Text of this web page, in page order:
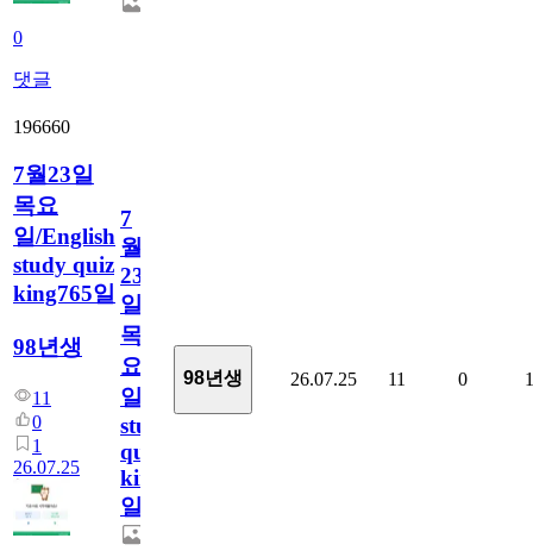
0
댓글
196660
7월23일
목요
일/English
study quiz
king765일
98년생
11
0
1
26.07.25
7
월
23
일
목
요
일/English
study
quiz
king765
일
98년생 26.07.25 11 0 1